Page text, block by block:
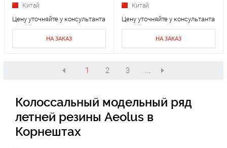
Китай
Цену уточняйте у консультанта
НА ЗАКАЗ
Китай
Цену уточняйте у консультанта
НА ЗАКАЗ
1 2 3 ...
Колоссальный модельный ряд
летней резины Aeolus в
Корнештах